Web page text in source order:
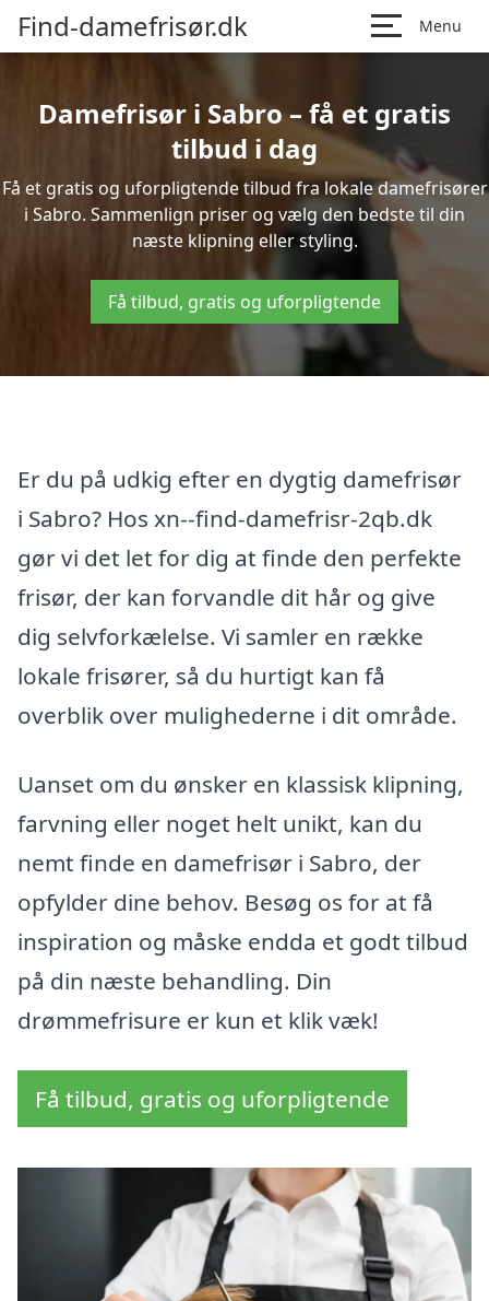
Find-damefrisør.dk Menu
Damefrisør i Sabro – få et gratis
tilbud i dag
Få et gratis og uforpligtende tilbud fra lokale damefrisører
i Sabro. Sammenlign priser og vælg den bedste til din
næste klipning eller styling.
Få tilbud, gratis og uforpligtende
Er du på udkig efter en dygtig damefrisør
i Sabro? Hos xn--find-damefrisr-2qb.dk
gør vi det let for dig at finde den perfekte
frisør, der kan forvandle dit hår og give
dig selvforkælelse. Vi samler en række
lokale frisører, så du hurtigt kan få
overblik over mulighederne i dit område.
Uanset om du ønsker en klassisk klipning,
farvning eller noget helt unikt, kan du
nemt finde en damefrisør i Sabro, der
opfylder dine behov. Besøg os for at få
inspiration og måske endda et godt tilbud
på din næste behandling. Din
drømmefrisure er kun et klik væk!
Få tilbud, gratis og uforpligtende